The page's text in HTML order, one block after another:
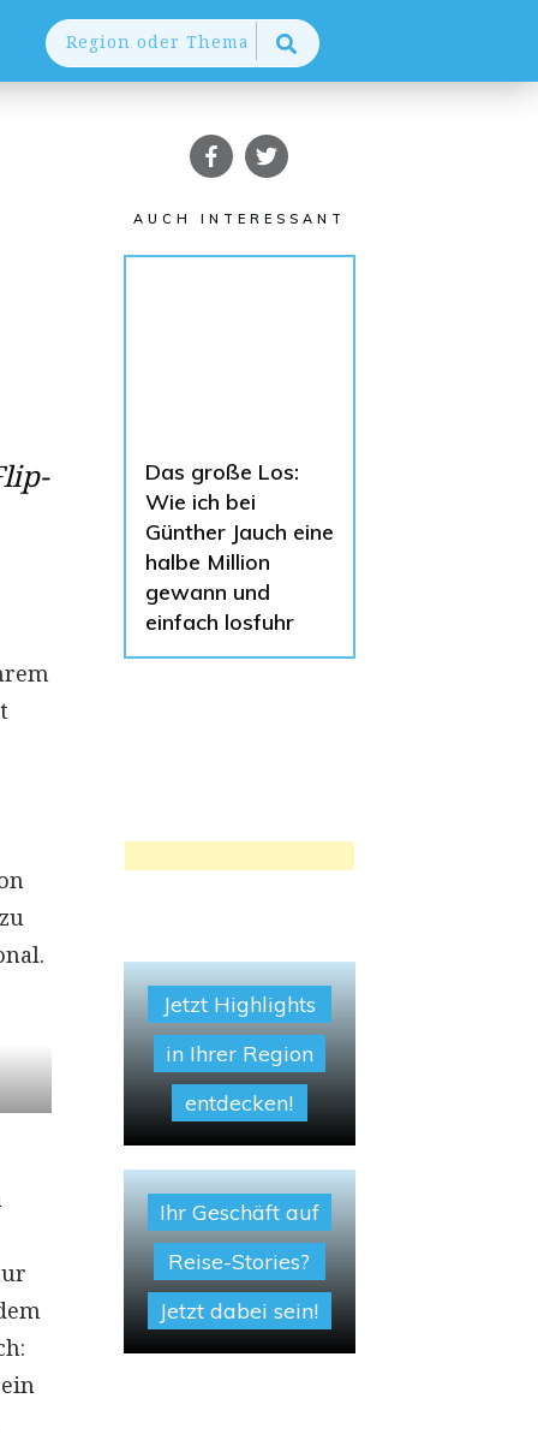
AUCH INTERESSANT
Das große Los:
Wie ich bei
Günther Jauch eine
halbe Million
gewann und
einfach losfuhr
Jetzt Highlights
in Ihrer Region
entdecken!
Ihr Geschäft auf
Reise-Stories?
Jetzt dabei sein!